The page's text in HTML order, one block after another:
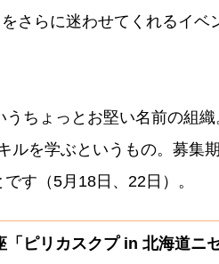
さらに迷わせてくれるイベ
ちょっとお堅い名前の組
を学ぶというもの。募集
す（5月18日、22日）。
ピリカスクプ in 北海道ニセ